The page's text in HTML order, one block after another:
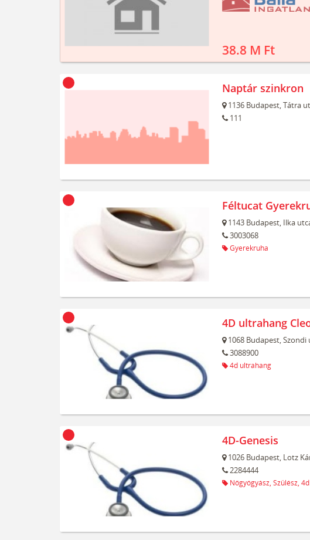
38.8 M Ft
Naptár szinkron
1136 Budapest,Tátra
111
Féltucat
1143 Budapest, Ilka
3003068
Gyerekruha
4D ultrahang
1068 Budapest,Szondi
3088900
4d ultrahang
4D-Genesis
1026 Budapest, Lotz
2284444
Nőgyógyász, Szülész,